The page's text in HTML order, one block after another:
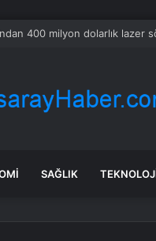
uçuşunda tarihi rekor: 24
SAĞLIK